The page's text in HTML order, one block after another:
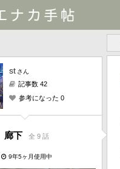
st さん
記事数 42
参考になった 0
廊下 全 9 話
9年5ヶ月使用中